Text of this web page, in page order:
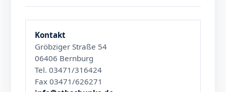
Kontakt
Gröbziger Straße 54
06406 Bernburg
Tel. 03471/316424
Fax 03471/626271